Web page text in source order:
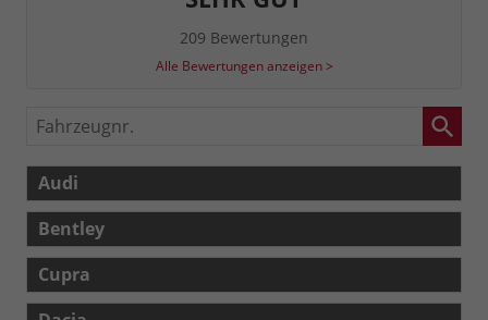
209 Bewertungen
Alle Bewertungen anzeigen >
Fahrzeugnr.
Audi
Bentley
Cupra